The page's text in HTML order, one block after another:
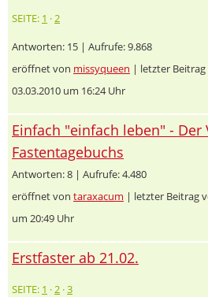
SEITE: 1 ·2
Antworten: 15 | Aufrufe: 9.868
eröffnet von missyqueen | letzter Beitrag
03.03.2010 um 16:24 Uhr
Einfach "einfach leben" - Der
Fastentagebuchs
Antworten: 8 | Aufrufe: 4.480
eröffnet von taraxacum | letzter Beitrag
um 20:49 Uhr
Erstfaster ab 21.02.
SEITE: 1 ·2 ·3